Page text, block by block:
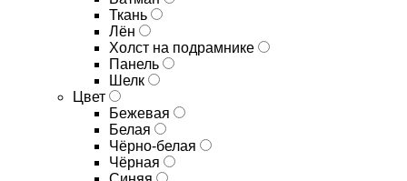
Ткань
Лён
Холст на подрамнике
Панель
Шелк
Цвет
Бежевая
Белая
Чёрно-белая
Чёрная